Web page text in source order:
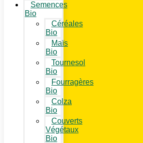
Semences
Bio
Céréales
Bio
Maïs
Bio
Tournesol
Bio
Fourragères
Bio
Colza
Bio
Couverts
Végétaux
Bio